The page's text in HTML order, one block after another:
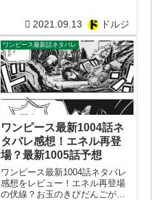
1026話予想2021.09.13 ドルジ
ワンピース最新話ネタバレ
ワンピース最新1004話ネ
タバレ感想！エネル再登
場？最新1005話予想
ワンピース最新1004話ネタバレ
感想をレビュー！エネル再登場
の伏線？お玉のきびだんごが大